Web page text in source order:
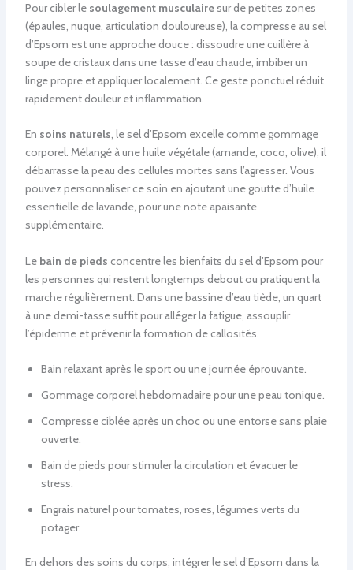
Pour cibler le soulagement musculairesur de petites zones
(épaules, nuque, articulation douloureuse), la compresse au sel
d’Epsom est une approche douce : dissoudre une cuillère à
soupe de cristaux dans une tasse d’eau chaude, imbiber un
linge propre et appliquer localement. Ce geste ponctuel réduit
rapidement douleur et inflammation.
En soins naturels, le sel d’Epsom excelle comme gommage
corporel. Mélangé à une huile végétale (amande, coco, olive), il
débarrasse la peau des cellules mortes sans l’agresser. Vous
pouvez personnaliser ce soin en ajoutant une goutte d’huile
essentielle de lavande, pour une note apaisante
supplémentaire.
Le bain de pieds concentre les bienfaits du sel d’Epsom pour
les personnes qui restent longtemps debout ou pratiquent la
marche régulièrement. Dans une bassine d’eau tiède, un quart
à une demi-tasse suffit pour alléger la fatigue, assouplir
l’épiderme et prévenir la formation de callosités.
Bain relaxant après le sport ou une journée éprouvante.
Gommage corporel hebdomadaire pour une peau tonique.
Compresse ciblée après un choc ou une entorse sans plaie
ouverte.
Bain de pieds pour stimuler la circulation et évacuer le
stress.
Engrais naturel pour tomates, roses, légumes verts du
potager.
En dehors des soins du corps, intégrer le sel d’Epsom dans la